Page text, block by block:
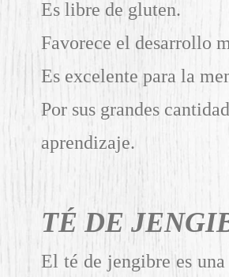
Es libre de gluten.
Favorece el desarrollo
Es excelente para la
Por sus grandes
aprendizaje.
TÉ DE
El té de jengibre es